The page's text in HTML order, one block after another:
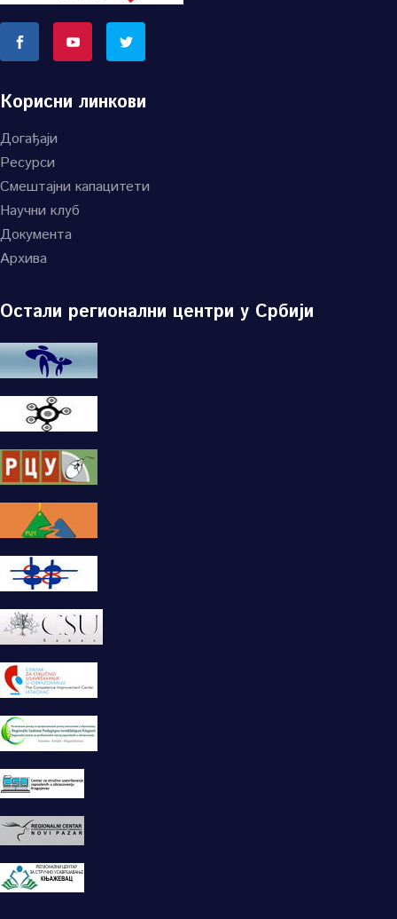
Корисни линкови
Догађаји
Ресурси
Смештајни капацитети
Научни клуб
Документа
Архива
Остали регионални центри у Србији